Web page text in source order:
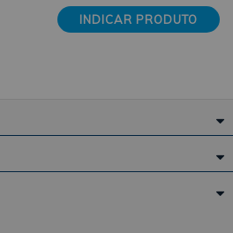
INDICAR PRODUTO